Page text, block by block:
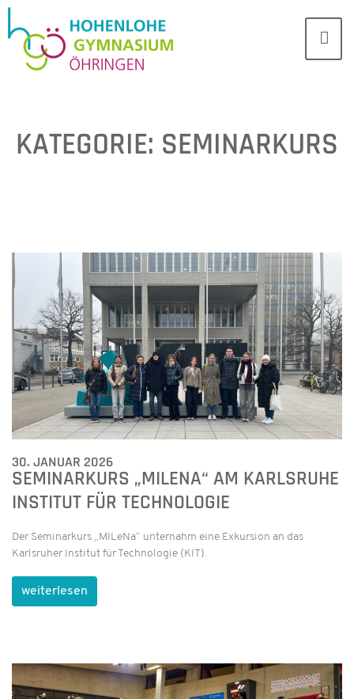
KATEGORIE: SEMINARKURS
30. JANUAR 2026
SEMINARKURS „MILENA“ AM KARLSRUHE
INSTITUT FÜR TECHNOLOGIE
Der Seminarkurs „MILeNa“ unternahm eine Exkursion an das
Karlsruher Institut für Technologie (KIT).
weiterlesen